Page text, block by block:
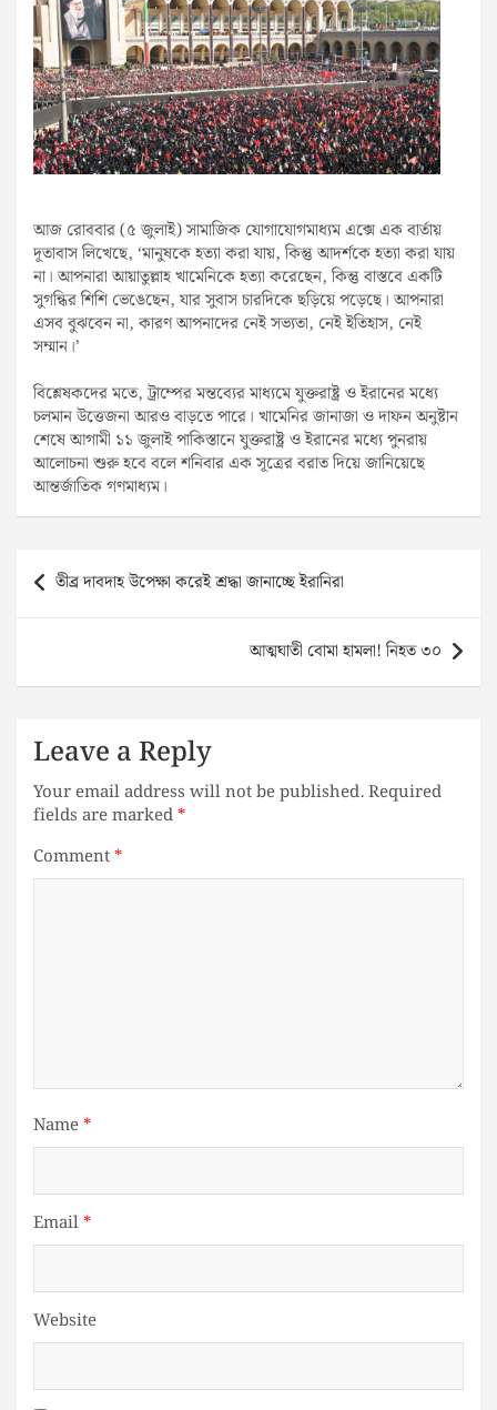
আজ রোববার (৫ জুলাই) সামাজিক যোগাযোগমাধ্যম এক্সে এক বার্তায়
দূতাবাস লিখেছে, ‘মানুষকে হত্যা করা যায়, কিন্তু আদর্শকে হত্যা করা যায়
না। আপনারা আয়াতুল্লাহ খামেনিকে হত্যা করেছেন, কিন্তু বাস্তবে একটি
সুগন্ধির শিশি ভেঙেছেন, যার সুবাস চারদিকে ছড়িয়ে পড়েছে। আপনারা
এসব বুঝবেন না, কারণ আপনাদের নেই সভ্যতা, নেই ইতিহাস, নেই
সম্মান।’
বিশ্লেষকদের মতে, ট্রাম্পের মন্তব্যের মাধ্যমে যুক্তরাষ্ট্র ও ইরানের মধ্যে
চলমান উত্তেজনা আরও বাড়তে পারে। খামেনির জানাজা ও দাফন অনুষ্টান
শেষে আগামী ১১ জুলাই পাকিস্তানে যুক্তরাষ্ট্র ও ইরানের মধ্যে পুনরায়
আলোচনা শুরু হবে বলে শনিবার এক সূত্রের বরাত দিয়ে জানিয়েছে
আন্তর্জাতিক গণমাধ্যম।
Post
navigation
তীব্র দাবদাহ উপেক্ষা করেই শ্রদ্ধা জানাচ্ছে ইরানিরা
আত্মঘাতী বোমা হামলা! নিহত ৩০
Leave a Reply
Your email address will not be published.Required
fields are marked*
Comment*
Name*
Email*
Website